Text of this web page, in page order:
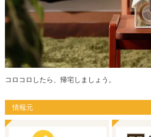
コロコロしたら、帰宅しましょう。
情報元